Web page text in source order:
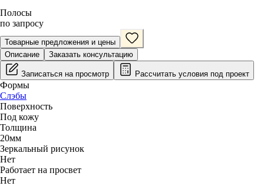
Полосы
по запросу
Товарные предложения и цены
Описание
Заказать консультацию
Записаться на просмотр Рассчитать условия под проект
Формы
Слэбы
Поверхность
Под кожу
Толщина
20мм
Зеркальный рисунок
Нет
Работает на просвет
Нет